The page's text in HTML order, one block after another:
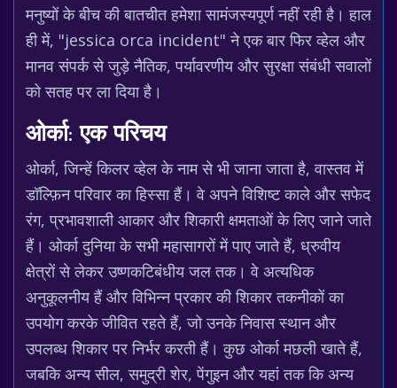
मनुष्यों के बीच की बातचीत हमेशा सामंजस्यपूर्ण नहीं रही है। हाल
ही में, "jessica orca incident" ने एक बार फिर व्हेल और
मानव संपर्क से जुड़े नैतिक, पर्यावरणीय और सुरक्षा संबंधी सवालों
को सतह पर ला दिया है।
ओर्का: एक परिचय
ओर्का, जिन्हें किलर व्हेल के नाम से भी जाना जाता है, वास्तव में
डॉल्फ़िन परिवार का हिस्सा हैं। वे अपने विशिष्ट काले और सफेद
रंग, प्रभावशाली आकार और शिकारी क्षमताओं के लिए जाने जाते
हैं। ओर्का दुनिया के सभी महासागरों में पाए जाते हैं, ध्रुवीय
क्षेत्रों से लेकर उष्णकटिबंधीय जल तक। वे अत्यधिक
अनुकूलनीय हैं और विभिन्न प्रकार की शिकार तकनीकों का
उपयोग करके जीवित रहते हैं, जो उनके निवास स्थान और
उपलब्ध शिकार पर निर्भर करती हैं। कुछ ओर्का मछली खाते हैं,
जबकि अन्य सील, समुद्री शेर, पेंगुइन और यहां तक कि अन्य